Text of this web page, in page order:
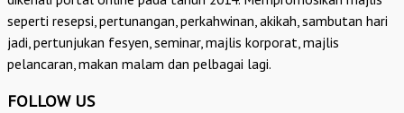
seperti resepsi, pertunangan, perkahwinan, akikah, sambutan hari
jadi, pertunjukan fesyen, seminar, majlis korporat, majlis
pelancaran, makan malam dan pelbagai lagi.
FOLLOW US